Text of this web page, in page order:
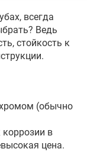
всегда
Ведь
стойкость к
хромом (обычно
в
цена.